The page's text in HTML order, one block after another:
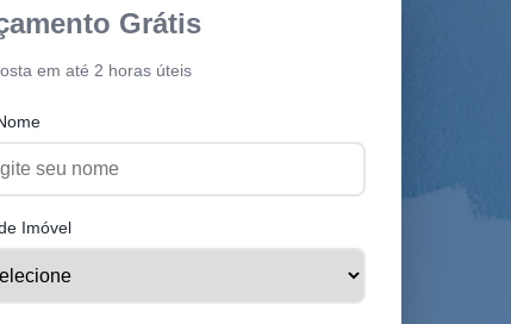
Grátis
em até 2 horas úteis
Imóvel